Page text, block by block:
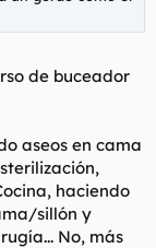
de buceador
aseos en cama
haciendo
sillón y
No, más